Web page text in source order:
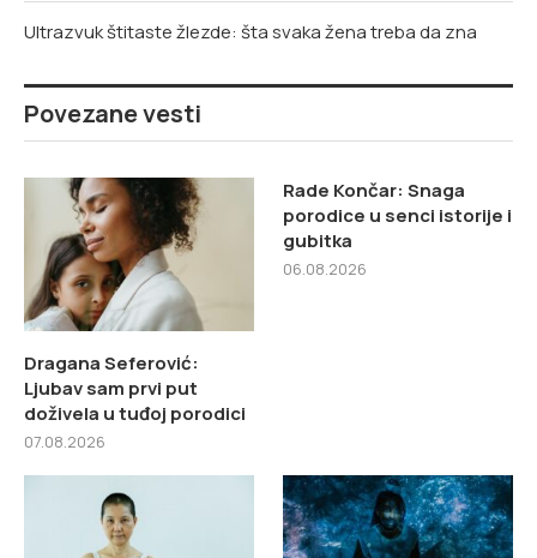
Ultrazvuk štitaste žlezde: šta svaka žena treba da zna
Povezane vesti
Dragana Seferović:
Ljubav sam prvi put
doživela u tuđoj porodici
07.08.2026
Rade Končar: Snaga
porodice u senci istorije i
gubitka
06.08.2026